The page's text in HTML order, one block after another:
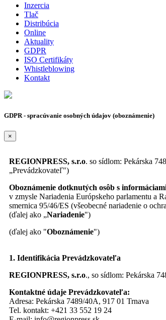
Inzercia
Tlač
Distribúcia
Online
Aktuality
GDPR
ISO Certifikáty
Whistleblowing
Kontakt
GDPR - spracúvanie osobných údajov (oboznámenie)
×
REGIONPRESS, s.r.o. so sídlom: Pekárska
„Prevádzkovateľ")
Oboznámenie dotknutých osôb s
v zmysle Nariadenia Európskeho parlamentu a
smernica 95/46/ES (všeobecné nariadenie o
(ďalej ako „Nariadenie")
(ďalej ako "Oboznámenie")
1. Identifikácia Prevádzkovateľa
REGIONPRESS, s.r.o., so sídlom: Pekárska
Kontaktné údaje Prevádzkovateľa:
Adresa: Pekárska 7489/40A, 917 01 Trnava
Tel. kontakt: +421 33 552 19 24